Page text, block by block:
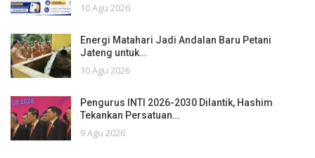
10 Agu 2026
Energi Matahari Jadi Andalan Baru Petani
Jateng untuk…
10 Agu 2026
Pengurus INTI 2026-2030 Dilantik, Hashim
Tekankan Persatuan…
9 Agu 2026